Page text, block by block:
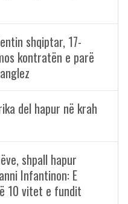
shqiptar, 17-
kontratën e parë
del hapur në krah
shpall hapur
Infantinon: E
10 vitet e fundit